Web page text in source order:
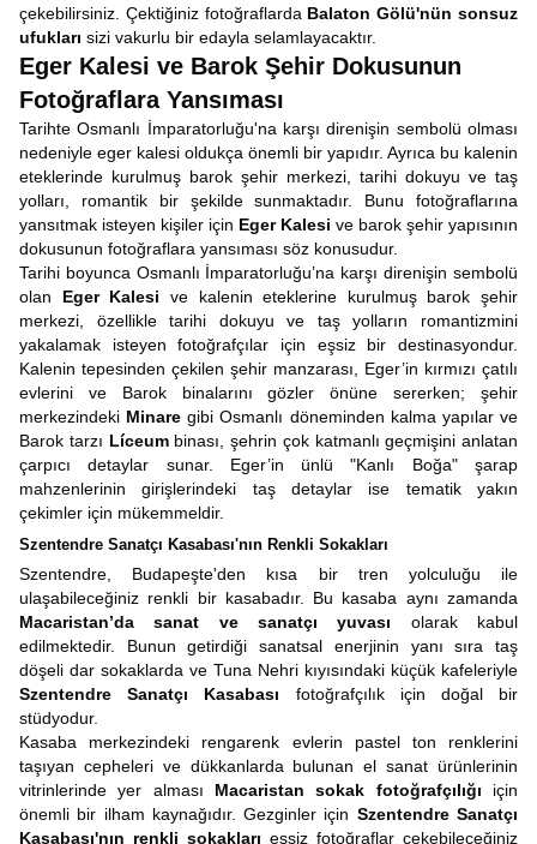
çekebilirsiniz. Çektiğiniz fotoğraflarda Balaton Gölü'nün sonsuz
ufukları sizi vakurlu bir edayla selamlayacaktır.
Eger Kalesi ve Barok Şehir Dokusunun
Fotoğraflara Yansıması
Tarihte Osmanlı İmparatorluğu'na karşı direnişin sembolü olması
nedeniyle eger kalesi oldukça önemli bir yapıdır. Ayrıca bu kalenin
eteklerinde kurulmuş barok şehir merkezi, tarihi dokuyu ve taş
yolları, romantik bir şekilde sunmaktadır. Bunu fotoğraflarına
yansıtmak isteyen kişiler için Eger Kalesi ve barok şehir yapısının
dokusunun fotoğraflara yansıması söz konusudur.
Tarihi boyunca Osmanlı İmparatorluğu’na karşı direnişin sembolü
olan Eger Kalesi ve kalenin eteklerine kurulmuş barok şehir
merkezi, özellikle tarihi dokuyu ve taş yolların romantizmini
yakalamak isteyen fotoğrafçılar için eşsiz bir destinasyondur.
Kalenin tepesinden çekilen şehir manzarası, Eger’in kırmızı çatılı
evlerini ve Barok binalarını gözler önüne sererken; şehir
merkezindeki Minare gibi Osmanlı döneminden kalma yapılar ve
Barok tarzı Líceumbinası, şehrin çok katmanlı geçmişini anlatan
çarpıcı detaylar sunar. Eger’in ünlü "Kanlı Boğa" şarap
mahzenlerinin girişlerindeki taş detaylar ise tematik yakın
çekimler için mükemmeldir.
Szentendre Sanatçı Kasabası'nın Renkli Sokakları
Szentendre, Budapeşte'den kısa bir tren yolculuğu ile
ulaşabileceğiniz renkli bir kasabadır. Bu kasaba aynı zamanda
Macaristan’da sanat ve sanatçı yuvası olarak kabul
edilmektedir. Bunun getirdiği sanatsal enerjinin yanı sıra taş
döşeli dar sokaklarda ve Tuna Nehri kıyısındaki küçük kafeleriyle
Szentendre Sanatçı Kasabası fotoğrafçılık için doğal bir
stüdyodur.
Kasaba merkezindeki rengarenk evlerin pastel ton renklerini
taşıyan cepheleri ve dükkanlarda bulunan el sanat ürünlerinin
vitrinlerinde yer alması Macaristan sokak fotoğrafçılığı için
önemli bir ilham kaynağıdır. Gezginler için Szentendre Sanatçı
Kasabası'nın renkli sokakları eşsiz fotoğraflar çekebileceğiniz